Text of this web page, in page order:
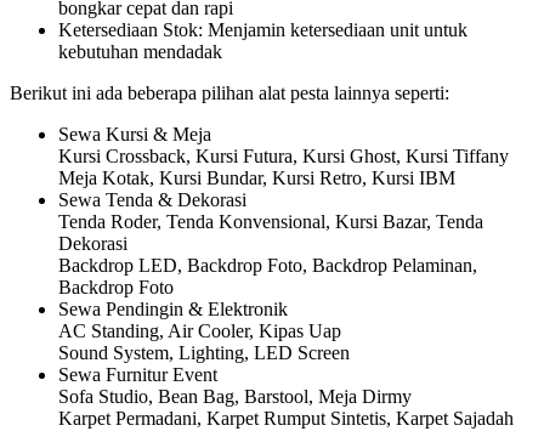
bongkar cepat dan rapi
Ketersediaan Stok: Menjamin ketersediaan unit untuk
kebutuhan mendadak
Berikut ini ada beberapa pilihan alat pesta lainnya seperti:
Sewa Kursi & Meja
Kursi Crossback, Kursi Futura, Kursi Ghost, Kursi Tiffany
Meja Kotak, Kursi Bundar, Kursi Retro, Kursi IBM
Sewa Tenda & Dekorasi
Tenda Roder, Tenda Konvensional, Kursi Bazar, Tenda
Dekorasi
Backdrop LED, Backdrop Foto, Backdrop Pelaminan,
Backdrop Foto
Sewa Pendingin & Elektronik
AC Standing, Air Cooler, Kipas Uap
Sound System, Lighting, LED Screen
Sewa Furnitur Event
Sofa Studio, Bean Bag, Barstool, Meja Dirmy
Karpet Permadani, Karpet Rumput Sintetis, Karpet Sajadah